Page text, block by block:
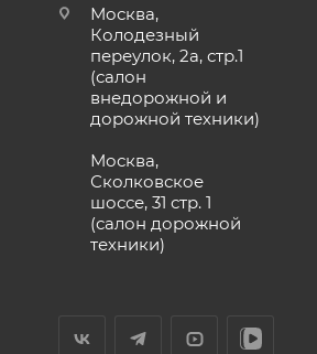
Москва,
Колодезный
переулок, 2а, стр.1
(салон
внедорожной и
дорожной техники)
Москва,
Сколковское
шоссе, 31 стр. 1
(салон дорожной
техники)